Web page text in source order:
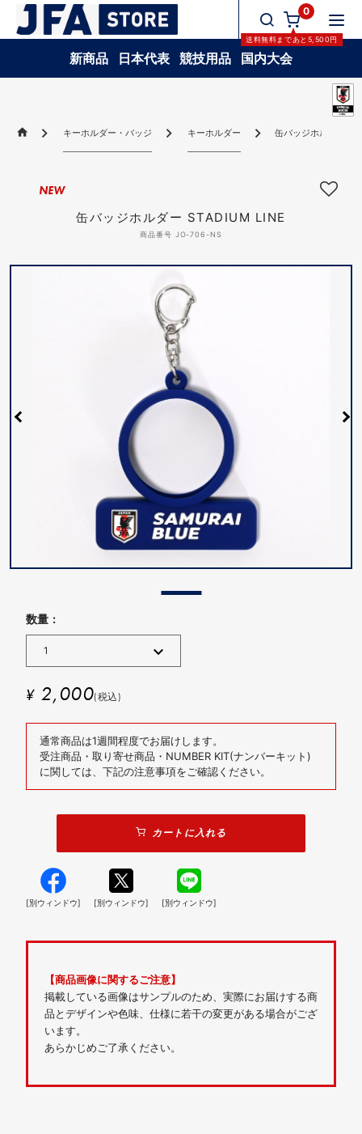
0
送料無料まであと 5,500円
新商品 日本代表 競技用品 国内大会
キーホルダー・バッジ キーホルダー 缶バッジホルダー
缶バッジホルダー STADIUM LINE
商品番号 JO-706-NS
NEW
数量 :
¥ 2,000(税込)
通常商品は1週間程度でお届けします。
受注商品・取り寄せ商品・NUMBER KIT(ナンバーキット)
に関しては、下記の注意事項をご確認ください。
カートに入れる
[別ウィンドウ] [別ウィンドウ] [別ウィンドウ]
【商品画像に関するご注意】
掲載している画像はサンプルのため、実際にお届けする商
品とデザインや色味、仕様に若干の変更がある場合がござ
います。
あらかじめご了承ください。